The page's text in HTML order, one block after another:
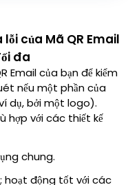
của Mã QR Email
đa
Email của bạn để kiểm
nếu một phần của
dụ, bởi một logo).
hợp với các thiết kế
chung.
hoạt động tốt với các